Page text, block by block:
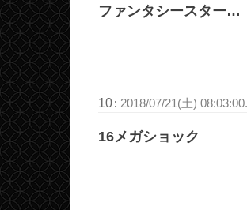
ファンタシースター…
10: 2018/07/21(土)
16メガショック